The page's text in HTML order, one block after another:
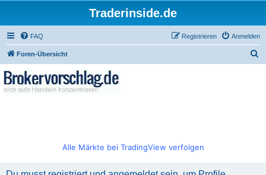
Traderinside.de
FAQ Anmelden
Registrieren
Foren-Übersicht
Alle Märkte bei TradingView verfolgen